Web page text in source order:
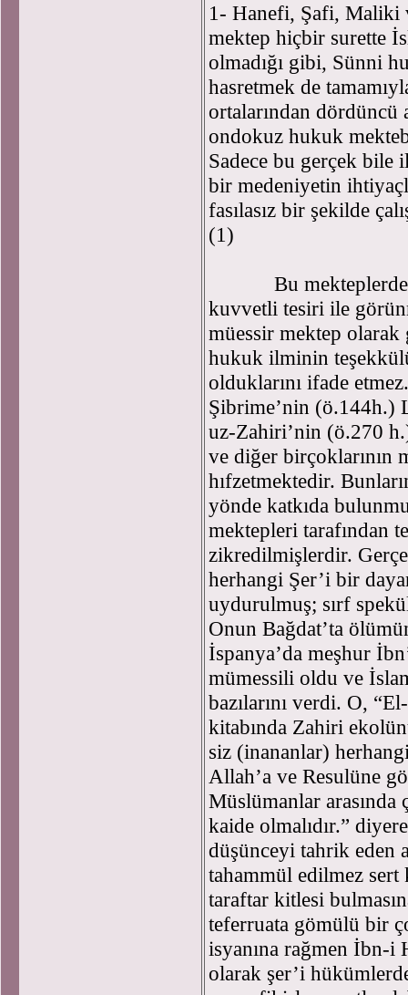
1- Hanefi, Şafi, Maliki
mektep hiçbir surette
olmadığı gibi, Sünni
hasretmek de
ortalarından dördüncü
ondokuz hukuk
Sadece bu gerçek bile
bir medeniyetin
fasılasız bir şekilde
(1)
Bu mekteplerden
kuvvetli tesiri ile
müessir mektep olarak
hukuk ilminin
olduklarını ifade
Şibrime’nin (ö.144h.)
uz-Zahiri’nin (ö.270
ve diğer birçoklarının
hıfzetmektedir.
yönde katkıda
mektepleri tarafından
zikredilmişlerdir.
herhangi Şer’i bir
uydurulmuş; sırf
Onun Bağdat’ta
İspanya’da meşhur
mümessili oldu ve
bazılarını verdi. O,
kitabında Zahiri
siz (inananlar)
Allah’a ve Resulüne
Müslümanlar arasında
kaide olmalıdır.”
düşünceyi tahrik eden
tahammül edilmez
taraftar kitlesi
teferruata gömülü bir
isyanına rağmen İbn-i
olarak şer’i